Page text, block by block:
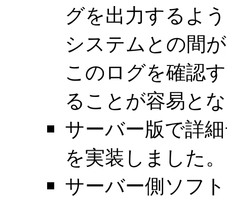
グを出力するよ
システムとの間
このログを確認
ることが容易と
サーバー版で詳
を実装しました。
サーバー側ソフ